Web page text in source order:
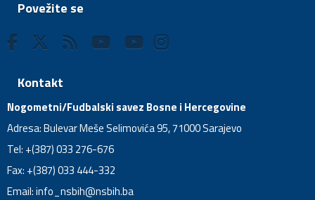
Povežite se
Kontakt
Nogometni/Fudbalski savez Bosne i Hercegovine
Adresa: Bulevar Meše Selimovića 95, 71000 Sarajevo
Tel: +(387) 033 276-676
Fax: +(387) 033 444-332
Email:info_nsbih@nsbih.ba